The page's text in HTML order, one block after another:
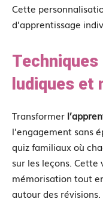
Cette
d’apprentissage
ludiques et
Transformer
l’engagement sans
quiz familiaux où
sur les leçons.
mémorisation tout
autour des révisions.